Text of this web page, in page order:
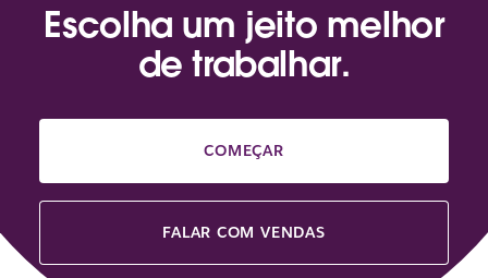
Escolha um jeito melhor
de trabalhar.
COMEÇAR
FALAR COM VENDAS